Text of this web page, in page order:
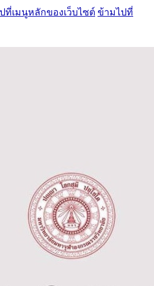
ที่เมนูหลักของเว็บไซต์ ข้ามไปที่